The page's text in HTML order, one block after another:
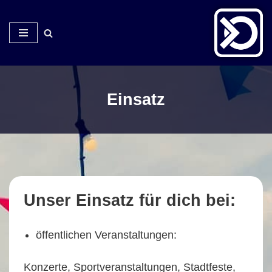
Zum
Inhalt
Einsatz
Unser Einsatz für dich bei:
öffentlichen Veranstaltungen:
Konzerte, Sportveranstaltungen, Stadtfeste,